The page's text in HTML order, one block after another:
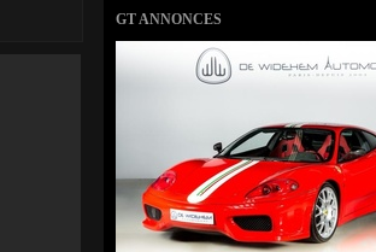
GT ANNONCES